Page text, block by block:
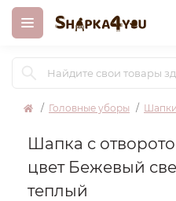
Головные уборы Шапки
Шапка с
цвет Бежевый
теплый